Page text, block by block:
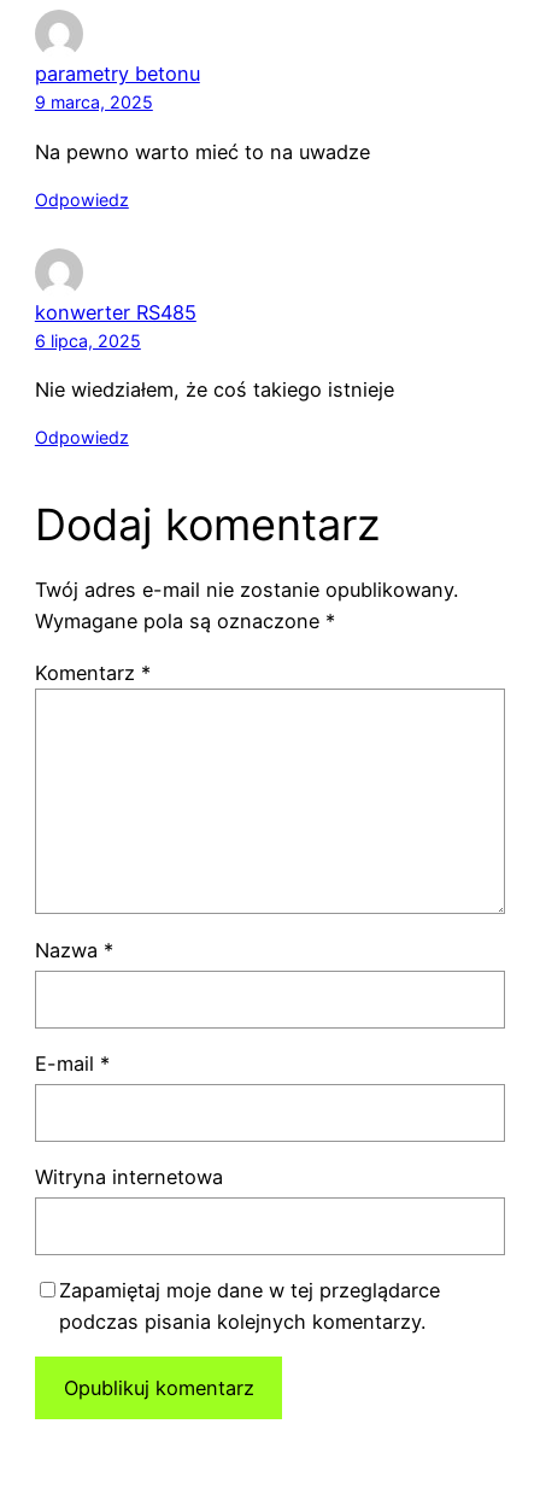
parametry betonu
9 marca, 2025
Na pewno warto mieć to na uwadze
Odpowiedz
konwerter RS485
6 lipca, 2025
Nie wiedziałem, że coś takiego istnieje
Odpowiedz
Dodaj komentarz
Twój adres e-mail nie zostanie opublikowany.
Wymagane pola są oznaczone *
Komentarz *
Nazwa *
E-mail *
Witryna internetowa
Zapamiętaj moje dane w tej przeglądarce
podczas pisania kolejnych komentarzy.